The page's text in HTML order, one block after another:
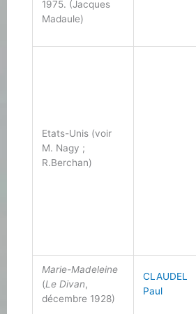
1975. (Jacques
Madaule)
Etats-Unis (voir
M. Nagy ;
R.Berchan)
Marie-Madeleine
(Le Divan,
décembre 1928)
CLAUDEL
Paul